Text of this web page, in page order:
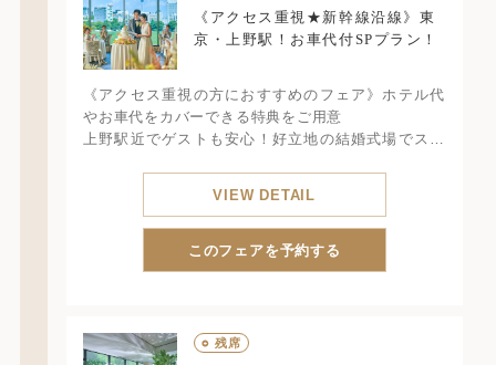
《アクセス重視★新幹線沿線》東
京・上野駅！お車代付SPプラン！
《アクセス重視の方におすすめのフェア》ホテル代
やお車代をカバーできる特典をご用意
上野駅近でゲストも安心！好立地の結婚式場でスカ
VIEW DETAIL
このフェアを予約する
○ 残席